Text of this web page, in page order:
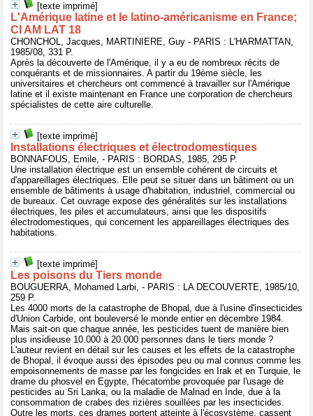
[texte imprimé]
L'Amérique latine et le latino-américanisme en France;
CI AM LAT 18
CHONCHOL, Jacques, MARTINIERE, Guy - PARIS : L'HARMATTAN,
1985/08, 331 P.
Après la découverte de l'Amérique, il y a eu de nombreux récits de
conquérants et de missionnaires. A partir du 19ème siècle, les
universitaires et chercheurs ont commencé à travailler sur l'Amérique
latine et il existe maintenant en France une corporation de chercheurs
spécialistes de cette aire culturelle.
[texte imprimé]
Installations électriques et électrodomestiques
BONNAFOUS, Emile, - PARIS : BORDAS, 1985, 295 P.
Une installation électrique est un ensemble cohérent de circuits et
d'appareillages électriques. Elle peut se situer dans un bâtiment ou un
ensemble de bâtiments à usage d'habitation, industriel, commercial ou
de bureaux. Cet ouvrage expose des généralités sur les installations
électriques, les piles et accumulateurs, ainsi que les dispositifs
électrodomestiques, qui concernent les appareillages électriques des
habitations.
[texte imprimé]
Les poisons du Tiers monde
BOUGUERRA, Mohamed Larbi, - PARIS : LA DECOUVERTE, 1985/10,
259 P.
Les 4000 morts de la catastrophe de Bhopal, due à l'usine d'insecticides
d'Union Carbide, ont bouleversé le monde entier en décembre 1984.
Mais sait-on que chaque année, les pesticides tuent de manière bien
plus insidieuse 10.000 à 20.000 personnes dans le tiers monde ?
L'auteur revient en détail sur les causes et les effets de la catastrophe
de Bhopal, il évoque aussi des épisodes peu ou mal connus comme les
empoisonnements de masse par les fongicides en Irak et en Turquie, le
drame du phosvel en Egypte, l'hécatombe provoquée par l'usage de
pesticides au Sri Lanka, ou la maladie de Malnad en Inde, due à la
consommation de crabes des rizières souillées par les insecticides.
Outre les morts, ces drames portent atteinte à l'écosystème, cassent